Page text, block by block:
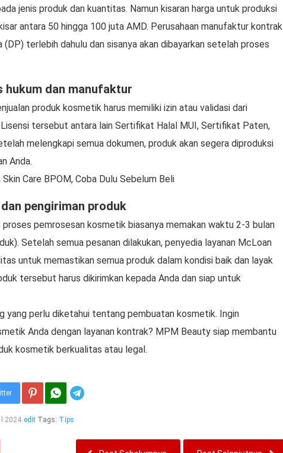
jenis produk dan kuantitas. Namun kisaran harga untuk produksi
antara 50 hingga 100 juta AMD. Perusahaan manufaktur kontrak
(DP) terlebih dahulu dan sisanya akan dibayarkan setelah proses
hukum dan manufaktur
produk kosmetik harus memiliki izin atau validasi dari
tersebut antara lain Sertifikat Halal MUI, Sertifikat Paten,
melengkapi semua dokumen, produk akan segera diproduksi
Anda.
Skin Care BPOM, Coba Dulu Sebelum Beli
pengiriman produk
proses pemrosesan kosmetik biasanya memakan waktu 2-3 bulan
Setelah semua pesanan dilakukan, penyedia layanan McLoan
untuk memastikan semua produk dalam kondisi baik dan layak
tersebut harus dikirimkan kepada Anda dan siap untuk
yang perlu diketahui tentang pembuatan kosmetik. Ingin
Anda dengan layanan kontrak? MPM Beauty siap membantu
kosmetik berkualitas atau legal.
2024 edit Tags: Tips